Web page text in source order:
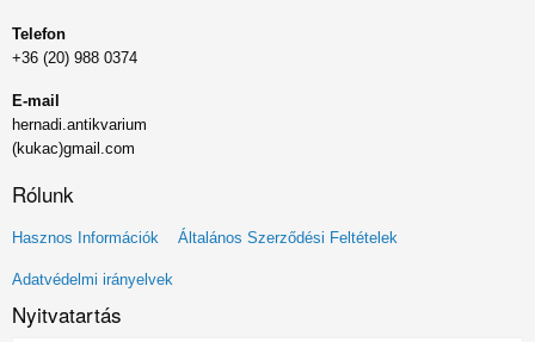
Telefon
+36 (20) 988 0374
E-mail
hernadi.antikvarium
(kukac)gmail.com
Rólunk
Lábléc
menü
Hasznos Információk Általános Szerződési Feltételek
Adatvédelmi irányelvek
Nyitvatartás